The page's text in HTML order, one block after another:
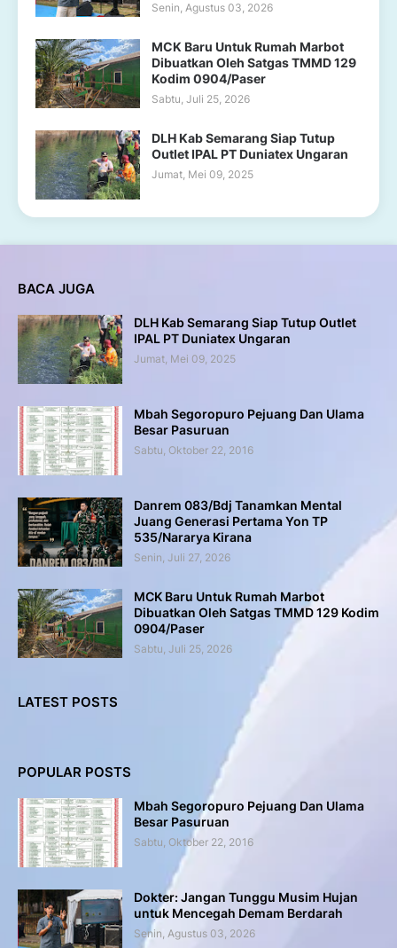
Senin, Agustus 03, 2026
MCK Baru Untuk Rumah Marbot
Dibuatkan Oleh Satgas TMMD 129
Kodim 0904/Paser
Sabtu, Juli 25, 2026
DLH Kab Semarang Siap Tutup
Outlet IPAL PT Duniatex Ungaran
Jumat, Mei 09, 2025
BACA JUGA
DLH Kab Semarang Siap Tutup Outlet
IPAL PT Duniatex Ungaran
Jumat, Mei 09, 2025
Mbah Segoropuro Pejuang Dan Ulama
Besar Pasuruan
Sabtu, Oktober 22, 2016
Danrem 083/Bdj Tanamkan Mental
Juang Generasi Pertama Yon TP
535/Nararya Kirana
Senin, Juli 27, 2026
MCK Baru Untuk Rumah Marbot
Dibuatkan Oleh Satgas TMMD 129 Kodim
0904/Paser
Sabtu, Juli 25, 2026
LATEST POSTS
POPULAR POSTS
Mbah Segoropuro Pejuang Dan Ulama
Besar Pasuruan
Sabtu, Oktober 22, 2016
Dokter: Jangan Tunggu Musim Hujan
untuk Mencegah Demam Berdarah
Senin, Agustus 03, 2026